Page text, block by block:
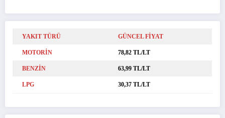
YAKIT TÜRÜ GÜNCEL FİYAT
MOTORİN 78,82 TL/LT
BENZİN 63,99 TL/LT
LPG 30,37 TL/LT